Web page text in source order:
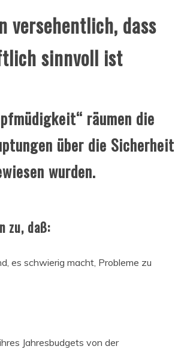
versehentlich, dass
sinnvoll ist
räumen die
über die Sicherheit
wurden.
zu, daß:
es schwierig macht, Probleme zu
Jahresbudgets von der